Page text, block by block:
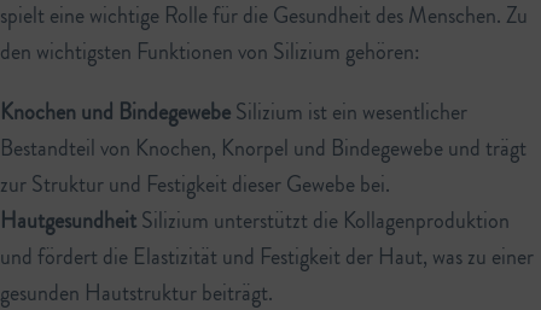
spielt eine wichtige Rolle für die Gesundheit des Menschen. Zu
den wichtigsten Funktionen von Silizium gehören:
Knochen und BindegewebeSilizium ist ein wesentlicher
Bestandteil von Knochen, Knorpel und Bindegewebe und trägt
zur Struktur und Festigkeit dieser Gewebe bei.
HautgesundheitSilizium unterstützt die Kollagenproduktion
und fördert die Elastizität und Festigkeit der Haut, was zu einer
gesunden Hautstruktur beiträgt.